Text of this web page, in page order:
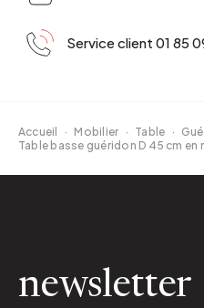
Service client 01 85
Accueil · Mobilier · Table ·
Table basse guéridon D 45 cm
newsletter